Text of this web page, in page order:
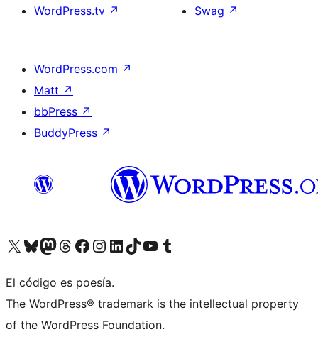
WordPress.tv ↗
Swag ↗
WordPress.com ↗
Matt ↗
bbPress ↗
BuddyPress ↗
Visita nuestra cuenta de X (anteriormente Twitter)
Visita nuestra cuenta de Bluesky
Visita nuestra cuenta de Mastodon
Visita nuestra cuenta de Threads
Visita nuestra página de Facebook
Visita nuestra cuenta de Instagram
Visita nuestra cuenta de LinkedIn
Visita nuestra cuenta de TikTok
Visita nuestro canal de YouTube
Visita nuestra cuenta de Tumblr
El código es poesía.
The WordPress® trademark is the intellectual property
of the WordPress Foundation.